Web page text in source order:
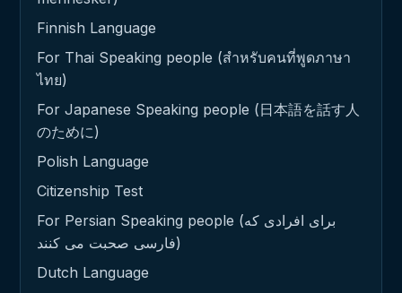
Finnish Language
For Thai Speaking people (สำหรับคนที่พูดภาษา
ไทย)
For Japanese Speaking people (日本語を話す人
のために)
Polish Language
Citizenship Test
For Persian Speaking people (برای افرادی که
فارسی صحبت می کنند)
Dutch Language